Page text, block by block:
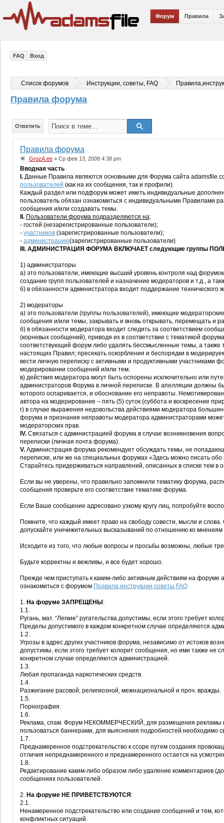
Форум Правила
FAQ Вход
Список форумов Инструкции, советы, FAQ
Правила форума
Ответить
Правила форума
GrozA.ee » Ср фев 13, 2008 4:38 pm
Вводная часть
I. Данные Правила являются основными для Форума сайта
пользователей (как на их сообщения, так и профили).
Каждый раздел или подфорум может иметь индивидуальные
пользователь обязан ознакомиться с индивидуальными Правилами
сообщения и/или создавать темы.
II. Пользователи форума подразделяются на:
- гостей (незарегистрированные пользователи);
- участников (зарегистрированные пользователи);
- администрацию(зарегистрированные пользователи)
III. АДМИНИСТРАЦИЯ ФОРУМА ВКЛЮЧАЕТ следующие группы
1) администраторы
а) это пользователи, имеющие высший уровень контроля над
создание групп пользователей и назначение модераторов и т.д., а
б) в обязанности администратора входит поддержание
2) модераторы
а) это пользователи (группы пользователей), имеющие
сообщения и/или темы, закрывать и вновь открывать, перемещать и
б) в обязанности модератора входит следить за соответствием
(корневых сообщений), приводя их в соответствие с тематикой
соответствующий форум либо удалять бессмысленные темы, а
настоящих Правил; пресекать оскорбления и беспорядки в
вести личную переписку с активными и продуктивными участниками
модерировании сообщений и/или тем.
в) действия модератора могут быть оспорены исключительно или
администраторов Форума в личной переписке. В апелляции должны
которого оспаривается, и обоснование его неправоты.
автора на модерирование – пять (5) суток (суббота и воскресение
г) в случае выражения недовольства действиями модератора
форума и признания неправоты модератора администраторами
модераторских прав.
IV. Связаться с администрацией форума в случае возникновения
переписки (личная почта форума).
V. Администрация форума рекомендует обсуждать темы, не
переписке, или же на специальных форумах «Здесь можно писать обо
Старайтесь придерживаться направлений, описанных в списке тем в
Если вы не уверены, что правильно запомнили тематику форума,
сообщения проверьте его соответствие тематике форума.
Если Ваше сообщение адресовано узкому кругу лиц, попробуйте
Помните, что каждый имеет право на свободу совести, мысли и
допускайте уничижительных высказываний по отношению ко
Исходите из того, что любые вопросы и просьбы возможны, любые
Будьте корректны и вежливы, и все будет хорошо.
Прежде чем приступать к каким-либо активным действиям на
ознакомиться с форумом Правила,инструкции,советы,FAQ
1. На форуме ЗАПРЕЩЕНЫ :
1.1.
Ругань, мат. “Легкие” ругательства допустимы, если этого требует
Пределы допустимого в каждом конкретном случае определяются
1.2.
Угрозы в адрес других участников форума, независимо от истоков
допустимы, если этого требует колорит сообщения, но ими также не
конкретном случае определяются администрацией.
1.3.
Любая пропаганда наркотических средств.
1.4.
Разжигание расовой, религиозной, межнациональной и проч. вражды.
1.5.
Порнография.
1.6.
Реклама, спам. Форум НЕКОММЕРЧЕСКИЙ, для размещения рекламы
пользоваться баннерами, для выяснения подробностей необходимо
1.7.
Преднамеренное подстрекательство к ссоре путем создания
отличия непреднамеренного и преднамеренного остается на
1.8.
Редактирование каким-либо образом либо удаление комментариев
сообщениях пользователей.
2. На форуме НЕ ПРИВЕТСТВУЮТСЯ :
2.1.
Ненамеренное подстрекательство или создание сообщений и тем,
конфликтных ситуаций.